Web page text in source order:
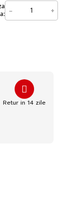
- +
Retur in 14 zile